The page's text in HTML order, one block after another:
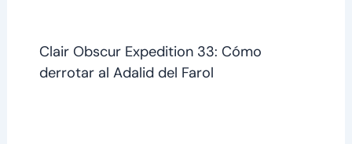
Clair Obscur Expedition 33: Cómo
derrotar al Adalid del Farol